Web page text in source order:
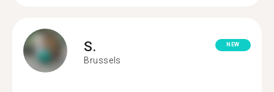
S.
Brussels
NEW